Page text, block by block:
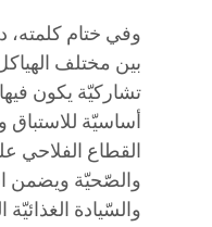
وفي ختام كلمته،
بين مختلف
تشاركيّة يكون
أساسيّة للاستباق
القطاع الفلاحي
والصّحيّة ويضمن
والسّيادة الغذائيّة